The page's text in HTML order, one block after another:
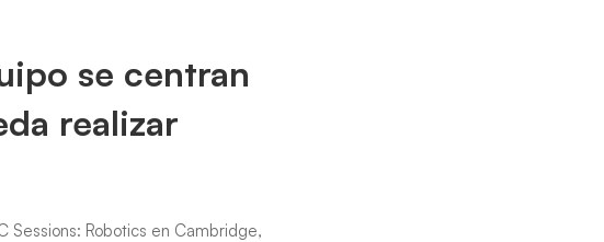
se centran
realizar
Sessions: Robotics en Cambridge,